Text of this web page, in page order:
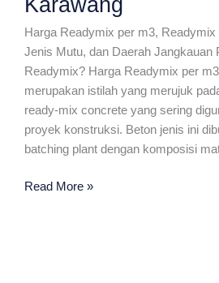
Harga Readymix per m3, Readymix
Jenis Mutu, dan Daerah Jangkauan
Readymix? Harga Readymix per
merupakan istilah yang merujuk
ready-mix concrete yang sering
proyek konstruksi. Beton jenis ini
batching plant dengan komposisi
Readymix
Read More »